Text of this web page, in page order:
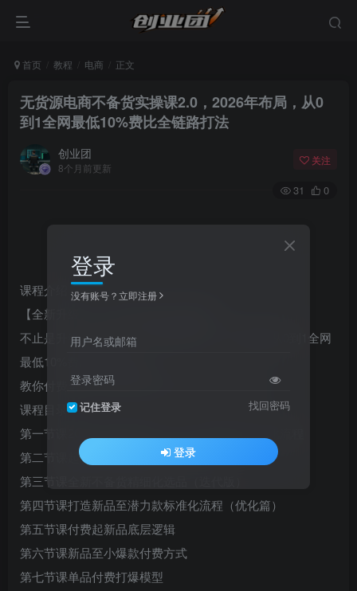
首页 教程 电商 正文
无货源电商不备货实操课2.0，2026年布局，从0
到1全网最低10%费比全链路打法
创业团
8个月前更新
关注
31 0
课程介绍：
【全新升级】2.0不备货模式实战课程
不止是升级，是进化！全新电商课程，带你掌握从0到1全网
最低10%费比全链路打法。
教你付费全域布局和精细化运营，单店月入1W+
课程目录
第一节课2026年电商发展方向+全站测新品标准化流程
第二节课起新品SOP流程（活动篇）
第三节课全新不备货精细化选品（迭代版）
第四节课打造新品至潜力款标准化流程（优化篇）
第五节课付费起新品底层逻辑
第六节课新品至小爆款付费方式
第七节课单品付费打爆模型
登录
没有账号？立即注册
用户名或邮箱
登录密码
记住登录 找回密码
登录